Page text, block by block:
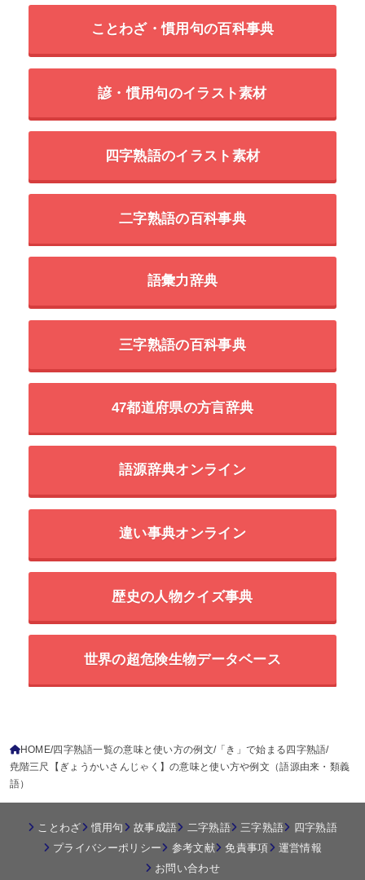
ことわざ・慣用句の百科事典
諺・慣用句のイラスト素材
四字熟語のイラスト素材
二字熟語の百科事典
語彙力辞典
三字熟語の百科事典
47都道府県の方言辞典
語源辞典オンライン
違い事典オンライン
歴史の人物クイズ事典
世界の超危険生物データベース
HOME 四字熟語一覧の意味と使い方の例文 「き」で始まる四字熟語
尭階三尺【ぎょうかいさんじゃく】の意味と使い方や例文（語源由来・類義
語）
ことわざ 慣用句 故事成語 二字熟語 三字熟語
四字熟語
プライバシーポリシー
参考文献 免責事項
運営情報
お問い合わせ